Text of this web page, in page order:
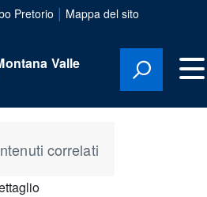
Pretorio | Mappa del sito
Valle
correlati